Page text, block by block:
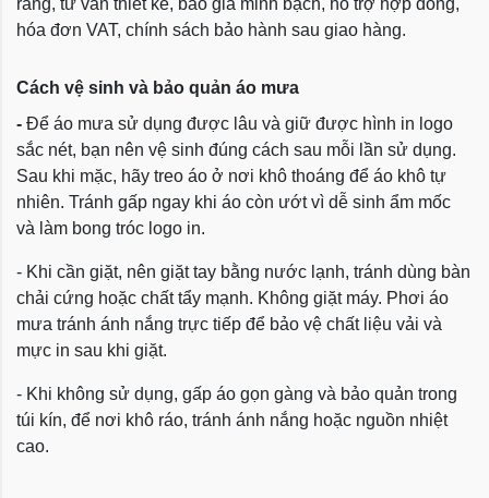
ràng, tư vấn thiết kế, báo giá minh bạch, hỗ trợ hợp đồng,
hóa đơn VAT, chính sách bảo hành sau giao hàng.
Cách vệ sinh và bảo quản áo mưa
- Để áo mưa sử dụng được lâu và giữ được hình in logo
sắc nét, bạn nên vệ sinh đúng cách sau mỗi lần sử dụng.
Sau khi mặc, hãy treo áo ở nơi khô thoáng để áo khô tự
nhiên. Tránh gấp ngay khi áo còn ướt vì dễ sinh ẩm mốc
và làm bong tróc logo in.
- Khi cần giặt, nên giặt tay bằng nước lạnh, tránh dùng bàn
chải cứng hoặc chất tẩy mạnh. Không giặt máy. Phơi áo
mưa tránh ánh nắng trực tiếp để bảo vệ chất liệu vải và
mực in sau khi giặt.
- Khi không sử dụng, gấp áo gọn gàng và bảo quản trong
túi kín, để nơi khô ráo, tránh ánh nắng hoặc nguồn nhiệt
cao.